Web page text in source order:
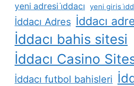
yeni adresi i̇ddacı yeni giris
İddacı Adres İddacı
İddacı bahis sitesi
İddacı Casino
İddacı futbol bahisleri